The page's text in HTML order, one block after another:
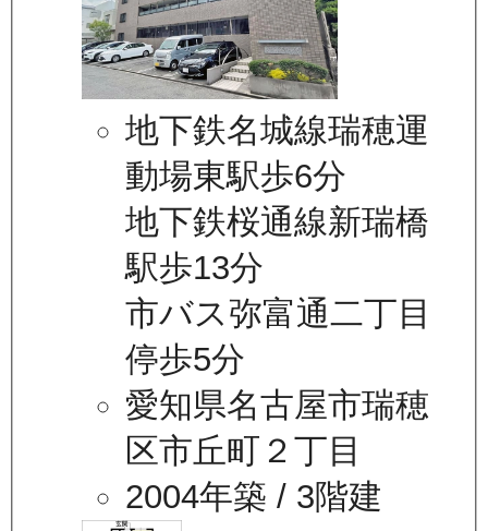
地下鉄名城線瑞穂運
動場東駅歩6分
地下鉄桜通線新瑞橋
駅歩13分
市バス弥富通二丁目
停歩5分
愛知県名古屋市瑞穂
区市丘町２丁目
2004年築 / 3階建